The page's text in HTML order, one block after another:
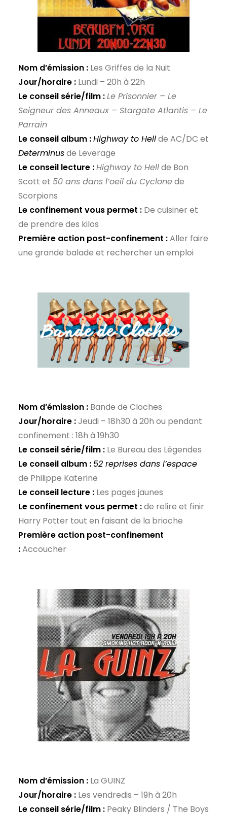
Nom d’émission : Les Griffes de la Nuit
Jour/horaire : Lundi – 20h à 22h
Le conseil série/film :Le Prisonnier – Le
Seigneur des Anneaux – Stargate Atlantis – Le
Parrain
Le conseil album :Highway to Hellde AC/DC et
Determinusde Leverage
Le conseil lecture :Highway to Hellde Bon
Scott et 50 ans dans l’oeil du Cyclonede
Scorpions
Le confinement vous permet : De cuisiner et
de prendre des kilos
Première action post-confinement :Aller faire
une grande balade et rechercher un emploi
Nom d’émission : Bande de Cloches
Jour/horaire :Jeudi – 18h30 à 20h ou pendant
confinement : 18h à 19h30
Le conseil série/film : Le Bureau des Légendes
Le conseil album : 52 reprises dans l’espace
de Philippe Katerine
Le conseil lecture : Les pages jaunes
Le confinement vous permet :de relire et finir
Harry Potter tout en faisant de la brioche
Première action post-confinement
:Accoucher
Nom d’émission : La GUINZ
Jour/horaire : Les vendredis – 19h à 20h
Le conseil série/film : Peaky Blinders / The Boys